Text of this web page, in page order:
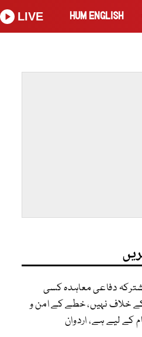
HUM ENGLISH
LIVE
دفاعی معاہدہ کسی
خلاف نہیں، خطے کے امن و
کے لیے ہے، اردوان